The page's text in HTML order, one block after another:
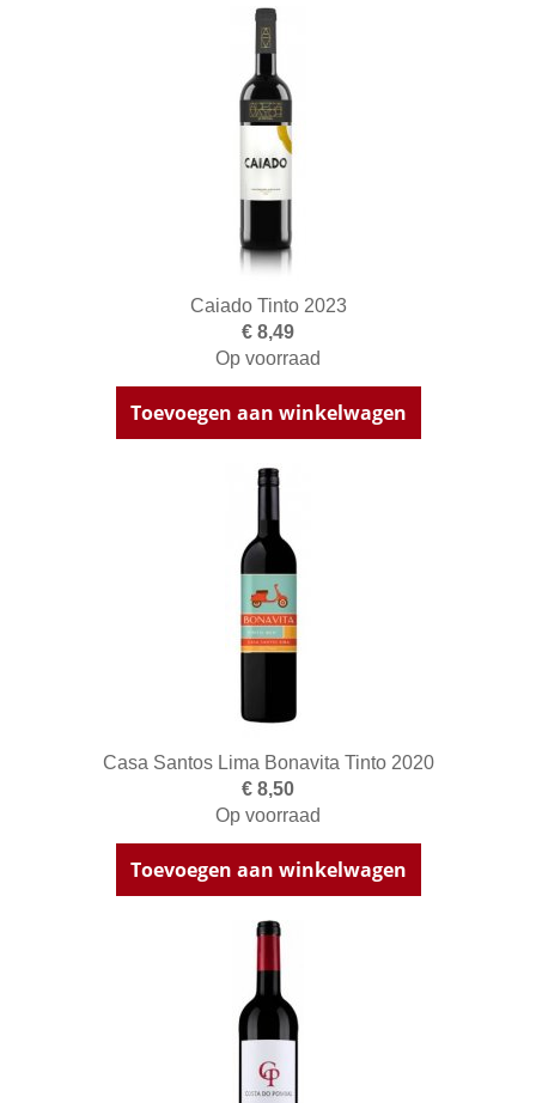
Caiado Tinto 2023
€ 8,49
Op voorraad
Toevoegen aan winkelwagen
Casa Santos Lima Bonavita Tinto 2020
€ 8,50
Op voorraad
Toevoegen aan winkelwagen